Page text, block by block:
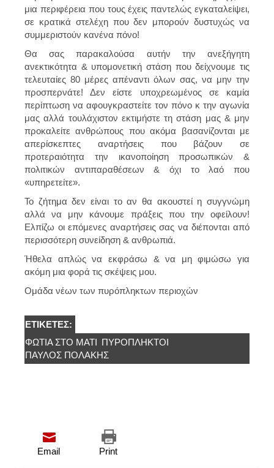
μια περιφέρεια που τους έχεις παντελώς εγκαταλείψει,
σε κρατικά στελέχη που δεν μπορούν δυστυχώς να
συμμεριστούν κανένα πόνο!
Θα σας παρακαλούσα αυτήν την ανεξήγητη
ανεκτικότητα & υπομονετική στάση που δείχνουμε τις
τελευταίες 80 μέρες απέναντι όλων σας, να μην την
προσπερνάτε! Δεν είστε υποχρεωμένος σε καμία
περίπτωση να αφουγκραστείτε τον πόνο κ την αγωνία
μας αλλά τουλάχιστον εκτιμήστε τη στάση μας & μην
προκαλείτε ανθρώπους που ακόμα βασανίζονται με
απερίσκεπτες αναρτήσεις που βάζουν σε
προτεραιότητα την ικανοποίηση προσωπικών &
πολιτικών αντιπαραθέσεων & όχι το λαό που
«υπηρετείτε».
Το ζήτημα δεν είναι το αν θα ακουστεί η συγγνώμη
αλλά να μην κάνουμε πράξεις που την οφείλουν!
Ελπίζω οι επόμενες αναρτήσεις σας να διέπονται από
περισσότερη συνείδηση & ανθρωπιά.
Ήθελα απλώς να εκφράσω & να μη φιμώσω για
ακόμη μια φορά τις σκέψεις μου.
Ομάδα νέων των πυρόπληκτων περιοχών
ΕΤΙΚΈΤΕΣ:
ΦΩΤΙΆ ΣΤΟ ΜΆΤΙ ΠΥΡΟΠΛΗΚΤΟΙ
ΠΑΎΛΟΣ ΠΟΛΆΚΗΣ
Print
Email